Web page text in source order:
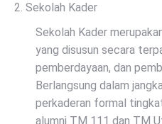
2. Sekolah Kader
Sekolah Kader
yang disusun secara
pemberdayaan, dan
Berlangsung dalam
perkaderan formal
alumni TM 111 dan TM